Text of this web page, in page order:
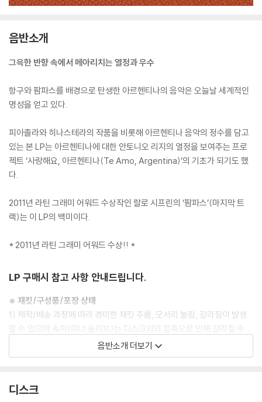
음반소개
그윽한 반향 속에서 메아리치는 열정과 우수
항구와 팜파스를 배경으로 탄생한 아르헨티나의 음악은 오늘날 세계적인
명성을 얻고 있다.
피아졸라와 히나스테라의 작품을 비롯해 아르헨티나 음악의 정수를 담고
있는 본 LP는 아르헨티나에 대한 안토니오 리지의 열정을 보여주는 프로
젝트 ‘사랑해요, 아르헨티나(Te Amo, Argentina)’의 기초가 되기도 했
다.
2011년 라틴 그래미 어워드 수상작인 랄로 시프린의 ‘팜파스’(마지막 트
랙)는 이 LP의 백미이다.
* 2011년 라틴 그래미 어워드 수상!! *
LP 구매시 참고 사항 안내드립니다.
※ 재킷/구성품/포장 상태
1) 제작/배송 과정에 따라 경미한 재킷 주름, 모서리 눌림, 갈라짐이 발생
할 수 있으며 속지(이너 슬리브)는 디스크와의 접촉으로 인해 갈라질 수
외관상 불량 확인되는 상품을 개봉 시엔 반품/교환 처리 불가합니다.
닐은 품질보증대상이 아닙니다.
3) 일본 제작 LP는 대부분 겉비닐이 밀봉되어 있지 않습니다.
음반소개 더보기
디스크